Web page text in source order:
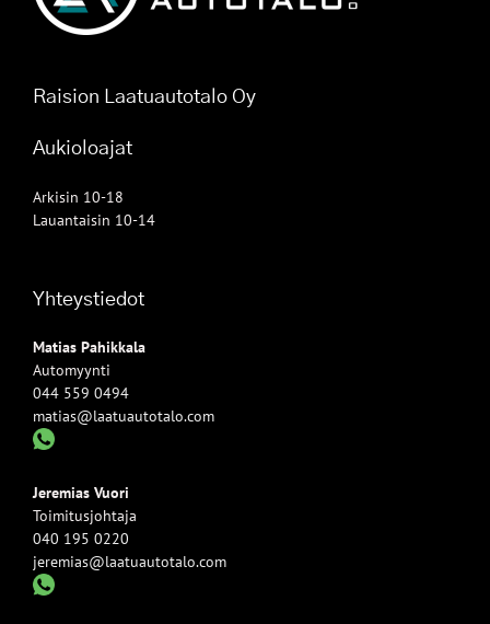
Raision Laatuautotalo Oy
Aukioloajat
Arkisin 10-18
Lauantaisin 10-14
Yhteystiedot
Matias Pahikkala
Automyynti
044 559 0494
matias@laatuautotalo.com
Jeremias Vuori
Toimitusjohtaja
040 195 0220
jeremias@laatuautotalo.com